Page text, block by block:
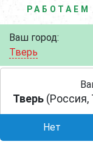
Ваш город:
Тверь
Тверь (Россия,
Нет